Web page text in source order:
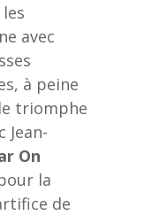
avec
à peine
triomphe
Jean-
On
la
de